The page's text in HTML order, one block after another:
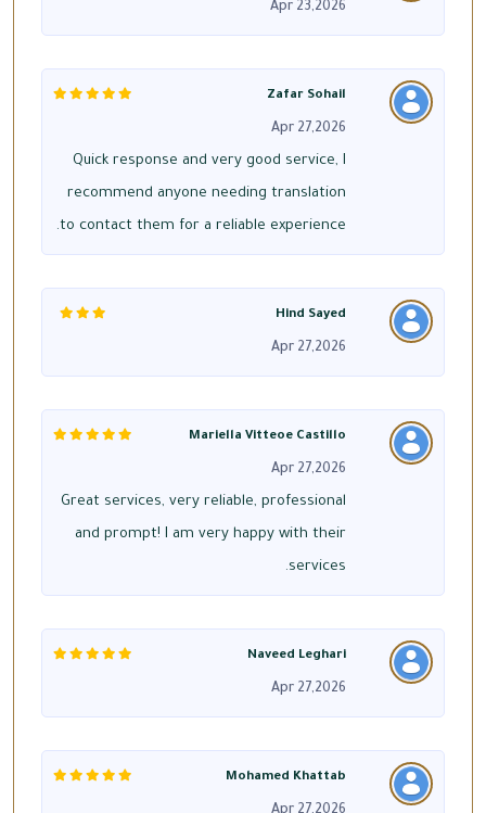
Apr 23,2026
Zafar Sohail
Apr 27,2026
Quick response and very good service, I
recommend anyone needing translation
to contact them for a reliable experience.
Hind Sayed
Apr 27,2026
Mariella Vitteoe Castillo
Apr 27,2026
Great services, very reliable, professional
and prompt! I am very happy with their
services.
Naveed Leghari
Apr 27,2026
Mohamed Khattab